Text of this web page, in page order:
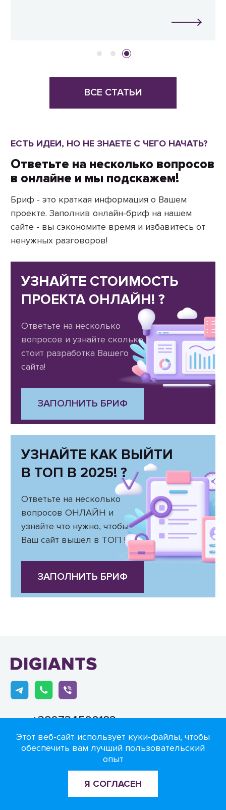
Этот веб-сайт использует куки-файлы, чтобы
обеспечить вам лучший пользовательский
опыт
Я СОГЛАСЕН
ВСЕ СТАТЬИ
ЕСТЬ ИДЕИ, НО НЕ ЗНАЕТЕ С ЧЕГО НАЧАТЬ?
Ответьте на несколько вопросов
в онлайне и мы подскажем!
Бриф - это краткая информация о Вашем
проекте. Заполнив онлайн-бриф на нашем
сайте - вы сэкономите время и избавитесь от
ненужных разговоров!
УЗНАЙТЕ СТОИМОСТЬ
ПРОЕКТА ОНЛАЙН! ?
Ответьте на несколько
вопросов и узнайте сколько
стоит разработка Вашего
сайта!
ЗАПОЛНИТЬ БРИФ
УЗНАЙТЕ КАК ВЫЙТИ
В ТОП В 2025! ?
Ответьте на несколько
вопросов ОНЛАЙН и
узнайте что нужно, чтобы
Ваш сайт вышел в ТОП !
ЗАПОЛНИТЬ БРИФ
+380734500182
Свяжитесь с нами
Омеляновича-Павленка 4/6
Украина, Киев